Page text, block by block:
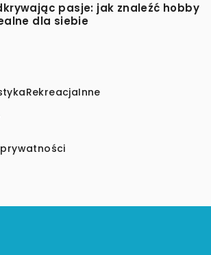
pasje: jak znaleźć hobby
dla siebie
RekreacjaInne